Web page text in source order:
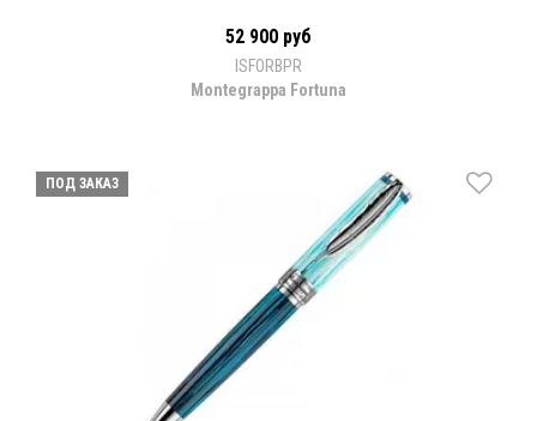
52 900 руб
ISFORBPR
Montegrappa Fortuna
ПОД ЗАКАЗ